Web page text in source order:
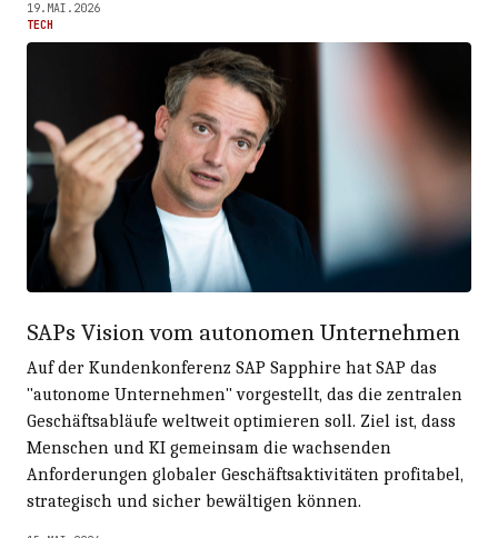
19.MAI.2026
TECH
SAPs Vision vom autonomen Unternehmen
Auf der Kundenkonferenz SAP Sapphire hat SAP das
"autonome Unternehmen" vorgestellt, das die zentralen
Geschäftsabläufe weltweit optimieren soll. Ziel ist, dass
Menschen und KI gemeinsam die wachsenden
Anforderungen globaler Geschäftsaktivitäten profitabel,
strategisch und sicher bewältigen können.